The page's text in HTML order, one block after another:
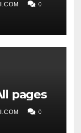
0
All pages
0